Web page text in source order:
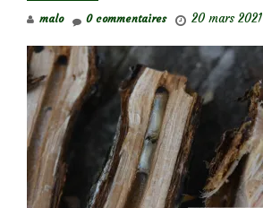
malo 20 mars 2021
0 commentaires